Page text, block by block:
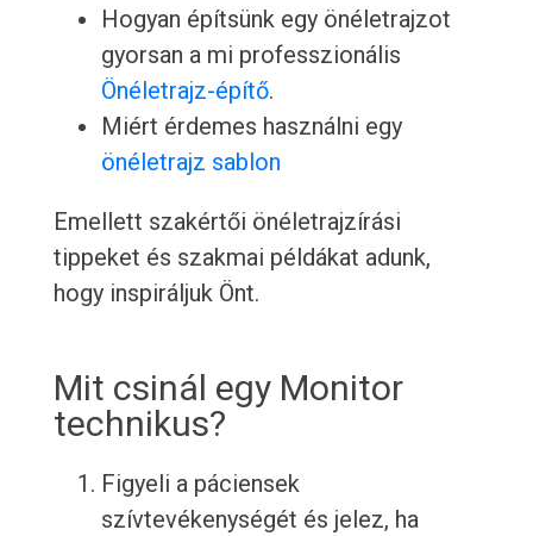
Hogyan építsünk egy önéletrajzot
gyorsan a mi professzionális
Önéletrajz-építő.
Miért érdemes használni egy
önéletrajz sablon
Emellett szakértői önéletrajzírási
tippeket és szakmai példákat adunk,
hogy inspiráljuk Önt.
Mit csinál egy Monitor
technikus?
Figyeli a páciensek
szívtevékenységét és jelez, ha